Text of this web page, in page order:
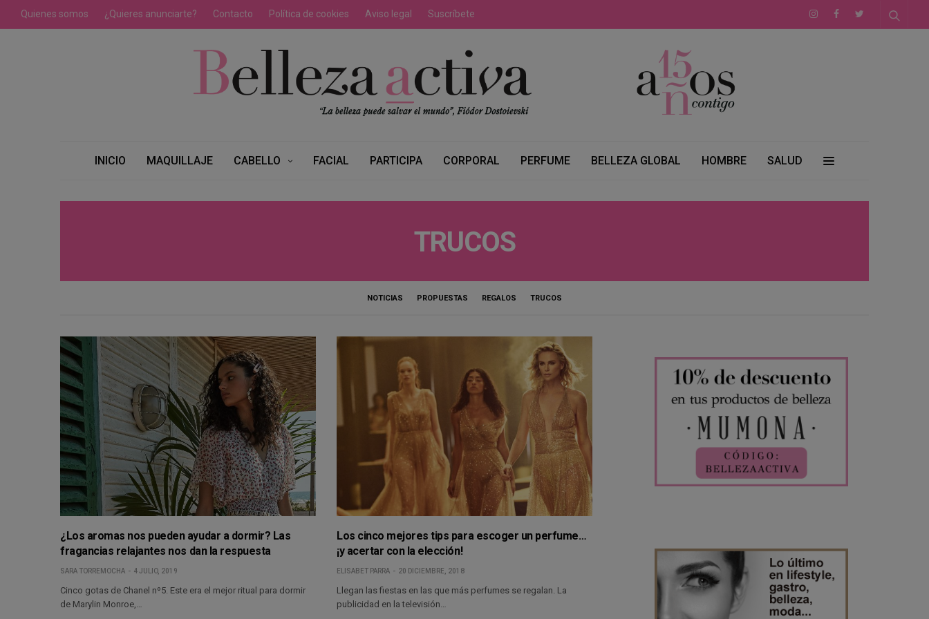
Quienes somos ¿Quieres anunciarte? Contacto Política de cookies Aviso legal Suscríbete
INICIO MAQUILLAJE CABELLO FACIAL PARTICIPA CORPORAL PERFUME BELLEZA GLOBAL HOMBRE SALUD
TRUCOS
NOTICIAS PROPUESTAS REGALOS TRUCOS
¿Los aromas nos pueden ayudar a dormir? Las
fragancias relajantes nos dan la respuesta
SARA TORREMOCHA 4 JULIO, 2019
Cinco gotas de Chanel nº5. Este era el mejor ritual para dormir
de Marylin Monroe,…
Los cinco mejores tips para escoger un perfume…
¡y acertar con la elección!
ELISABET PARRA 20 DICIEMBRE, 2018
Llegan las fiestas en las que más perfumes se regalan. La
publicidad en la televisión…